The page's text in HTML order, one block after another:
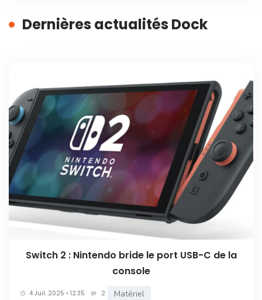
Dernières actualités Dock
Switch 2 : Nintendo bride le port USB-C de la
console
4 Juil. 2025 • 12:35 2 Matériel